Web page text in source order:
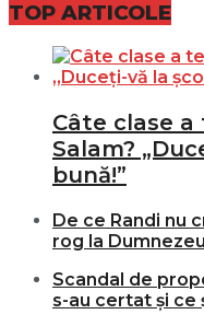
TOP ARTICOLE
Câte clase
Salam?
bună!”
De ce Randi nu
rog la
Scandal de
s-au certat și ce